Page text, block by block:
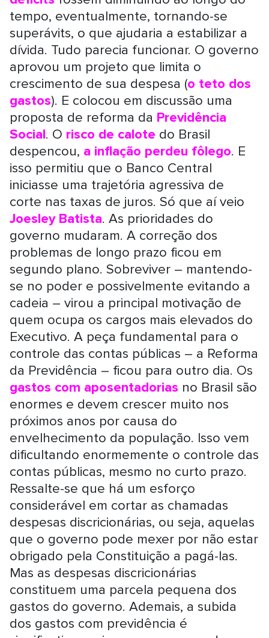
tempo, eventualmente, tornando-se
superávits, o que ajudaria a estabilizar a
dívida. Tudo parecia funcionar. O governo
aprovou um projeto que limita o
crescimento de sua despesa (o teto dos
gastos). E colocou em discussão uma
proposta de reforma da Previdência
Social. O risco de calote do Brasil
despencou, a inflação perdeu fôlego. E
isso permitiu que o Banco Central
iniciasse uma trajetória agressiva de
corte nas taxas de juros. Só que aí veio
Joesley Batista. As prioridades do
governo mudaram. A correção dos
problemas de longo prazo ficou em
segundo plano. Sobreviver – mantendo-
se no poder e possivelmente evitando a
cadeia – virou a principal motivação de
quem ocupa os cargos mais elevados do
Executivo. A peça fundamental para o
controle das contas públicas – a Reforma
da Previdência – ficou para outro dia. Os
gastos com aposentadorias no Brasil são
enormes e devem crescer muito nos
próximos anos por causa do
envelhecimento da população. Isso vem
dificultando enormemente o controle das
contas públicas, mesmo no curto prazo.
Ressalte-se que há um esforço
considerável em cortar as chamadas
despesas discricionárias, ou seja, aquelas
que o governo pode mexer por não estar
obrigado pela Constituição a pagá-las.
Mas as despesas discricionárias
constituem uma parcela pequena dos
gastos do governo. Ademais, a subida
dos gastos com previdência é